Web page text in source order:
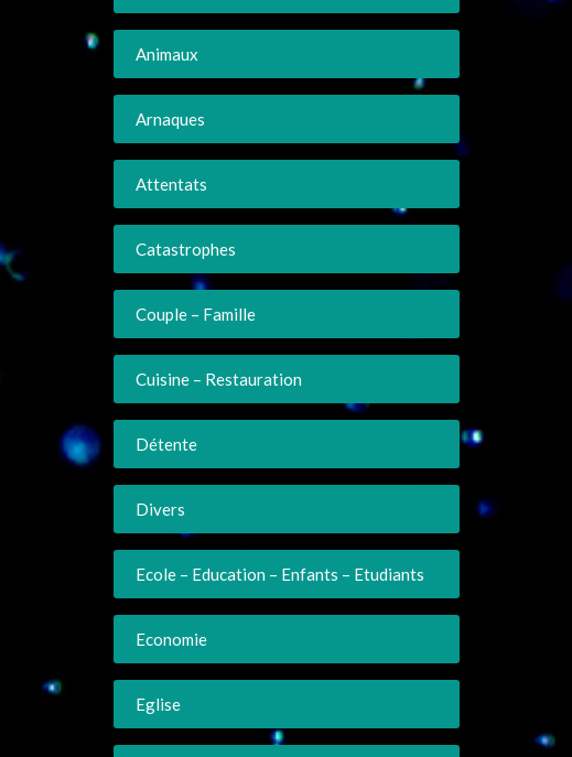
Animaux
Arnaques
Attentats
Catastrophes
Couple – Famille
Cuisine – Restauration
Détente
Divers
Ecole – Education – Enfants – Etudiants
Economie
Eglise